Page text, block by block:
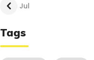
« Jul
Tags